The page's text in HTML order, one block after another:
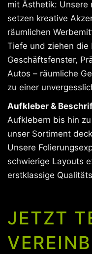
mit Ästhetik: Unsere
setzen kreative
räumlichen
Tiefe und ziehen die
Geschäftsfenster,
Autos – räumliche
zu einer
Aufkleber &
Aufklebern bis hin
unser Sortiment
Unsere
schwierige Layouts
erstklassige
JETZT